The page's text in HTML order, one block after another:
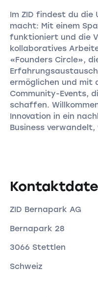
Im ZID findest du die
macht: Mit einem
funktioniert und die
kollaboratives
«Founders Circle»,
ermöglichen und mit
Community-Events,
schaffen.
Innovation in ein
Business verwandelt,
ZID Bernapark AG
Bernapark 28
3066 Stettlen
Schweiz